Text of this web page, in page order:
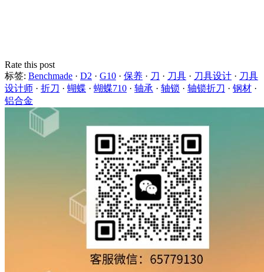
Rate this post
标签: Benchmade · D2 · G10 · 保养 · 刀 · 刀具 · 刀具设计 · 刀具
设计师 · 折刀 · 蝴蝶 · 蝴蝶710 · 轴承 · 轴锁 · 轴锁折刀 · 钢材 ·
铝合金